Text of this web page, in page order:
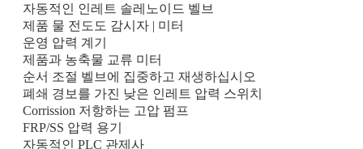
자동적인 인레트 솔레노이드 벨브
제품 물 전도도 감시자 | 미터
운영 압력 계기
제품과 농축물 교류 미터
순서 조절 벨브에 집중하고 재생하십시오
폐쇄 경보를 가진 낮은 인레트 압력 스위치
Corrission 저항하는 고압 펌프
FRP/SS 압력 용기
자동적인 PLC 관제사